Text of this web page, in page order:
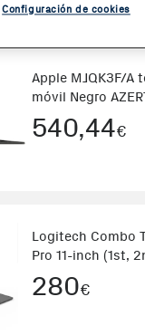
Apple MJQK3F/A
móvil Negro
540,44€
Logitech Combo
Pro 11-inch (1st,
280€
Configuración de cookies